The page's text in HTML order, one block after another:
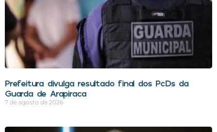
Prefeitura divulga resultado final dos PcDs da
Guarda de Arapiraca
7 de agosto de 2026